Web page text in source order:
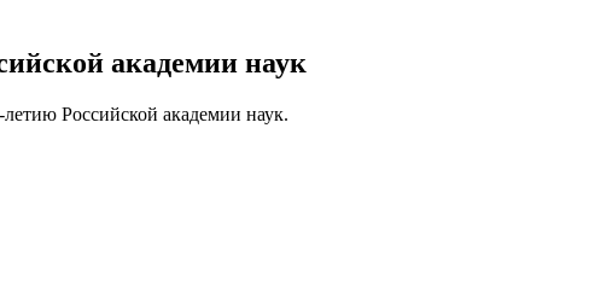
академии наук
Российской академии наук.